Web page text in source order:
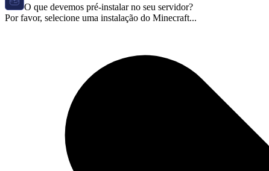
O que devemos pré-instalar no seu servidor?
Por favor, selecione uma instalação do Minecraft...